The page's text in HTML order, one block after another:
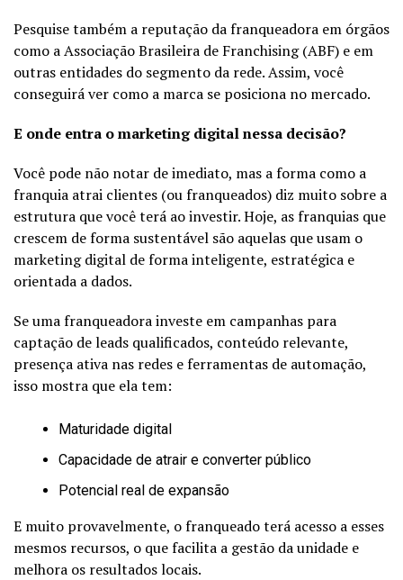
Pesquise também a reputação da franqueadora em órgãos
como a Associação Brasileira de Franchising (ABF) e em
outras entidades do segmento da rede. Assim, você
conseguirá ver como a marca se posiciona no mercado.
E onde entra o marketing digital nessa decisão?
Você pode não notar de imediato, mas a forma como a
franquia atrai clientes (ou franqueados) diz muito sobre a
estrutura que você terá ao investir. Hoje, as franquias que
crescem de forma sustentável são aquelas que usam o
marketing digital de forma inteligente, estratégica e
orientada a dados.
Se uma franqueadora investe em campanhas para
captação de leads qualificados, conteúdo relevante,
presença ativa nas redes e ferramentas de automação,
isso mostra que ela tem:
Maturidade digital
Capacidade de atrair e converter público
Potencial real de expansão
E muito provavelmente, o franqueado terá acesso a esses
mesmos recursos, o que facilita a gestão da unidade e
melhora os resultados locais.